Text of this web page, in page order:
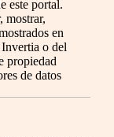
este portal.
mostrar,
en
o del
propiedad
de datos